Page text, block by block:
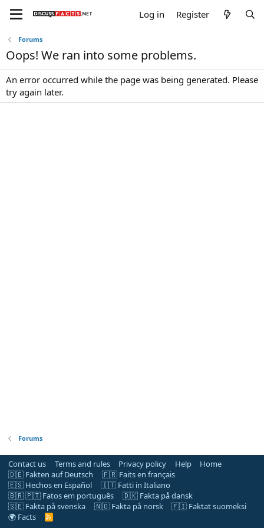
Log in Register
Forums
Oops! We ran into some problems.
An error occurred while the page was being generated. Please
try again later.
Forums
Contact us Terms and rules Privacy policy Help
Home
🇩🇪 Fakten auf Deutsch
🇫🇷 Faits en français
🇪🇸 Hechos en Español
🇮🇹 Fatti in Italiano
🇧🇷 🇵🇹 Fatos em português
🇩🇰 Fakta på dansk
🇸🇪 Fakta på svenska
🇳🇴 Fakta på norsk
🇫🇮 Faktat suomeksi
🌍 Facts
R